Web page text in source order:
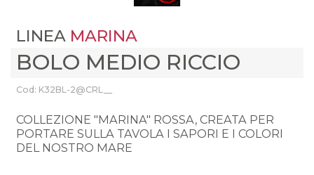
LINEA MARINA
BOLO MEDIO RICCIO
Cod: K32BL-2@CRL__
COLLEZIONE "MARINA" ROSSA, CREATA PER
PORTARE SULLA TAVOLA I SAPORI E I COLORI
DEL NOSTRO MARE